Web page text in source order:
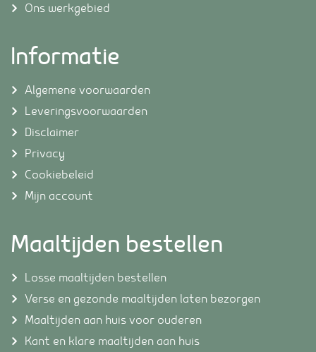
Ons werkgebied
Informatie
Algemene voorwaarden
Leveringsvoorwaarden
Disclaimer
Privacy
Cookiebeleid
Mijn account
Maaltijden bestellen
Losse maaltijden bestellen
Verse en gezonde maaltijden laten bezorgen
Maaltijden aan huis voor ouderen
Kant en klare maaltijden aan huis